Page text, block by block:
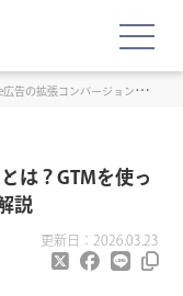
コンバージョンとは？GTMを使った設定方法と導入メリットを徹底解説
は？GTMを使っ
説
更新日：2026.03.23